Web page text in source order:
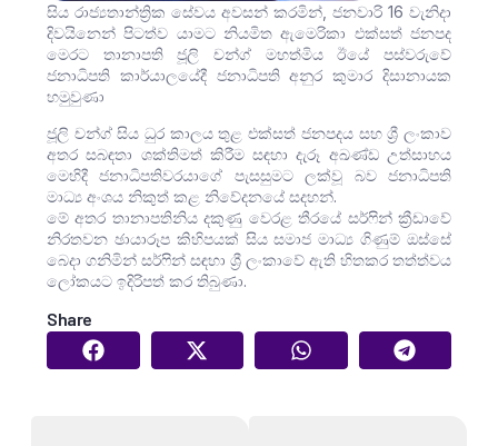
සිය රාජ්‍යතාන්ත්‍රික සේවය අවසන් කරමින්, ජනවාරි 16 වැනිදා
දිවයිනෙන් පිටත්ව යාමට නියමිත ඇමෙරිකා එක්සත් ජනපද
මෙරට තානාපති ජූලි චන්ග් මහත්මිය ඊයේ පස්වරුවේ
ජනාධිපති කාර්යාලයේදී ජනාධිපති අනුර කුමාර දිසානායක
හමුවුණා
ජූලි චන්ග් සිය ධුර කාලය තුළ එක්සත් ජනපදය සහ ශ්‍රී ලංකාව
අතර සබඳතා ශක්තිමත් කිරීම සඳහා දැරූ අඛණ්ඩ උත්සාහය
මෙහිදී ජනාධිපතිවරයාගේ පැසසුමට ලක්වූ බව ජනාධිපති
මාධ්‍ය අංශය නිකුත් කළ නිවේදනයේ සදහන්.
මේ අතර තානාපතිනිය දකුණු වෙරළ තීරයේ සර්ෆින් ක්‍රීඩාවේ
නිරතවන ඡායාරූප කිහිපයක් සිය සමාජ මාධ්‍ය ගිණුම් ඔස්සේ
බෙදා ගනිමින් සර්ෆින් සඳහා ශ්‍රී ලංකාවේ ඇති හිතකර තත්ත්වය
ලෝකයට ඉදිරිපත් කර තිබුණා.
Share